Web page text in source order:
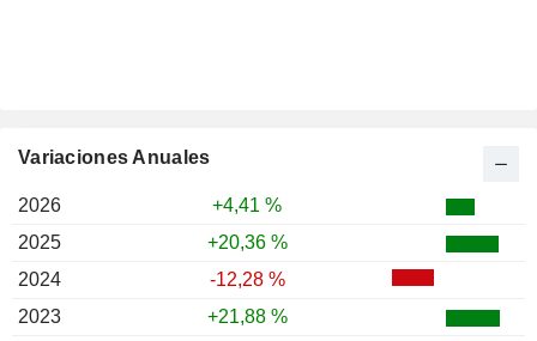
Variaciones Anuales
2026
+4,41 %
2025
+20,36 %
2024
-12,28 %
2023
+21,88 %